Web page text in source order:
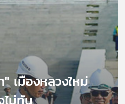
เมืองหลวงใหม่
ไม่ทัน